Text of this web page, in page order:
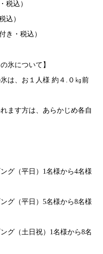
税込）
込）
き・税込）
氷について】
は、お１人様 約４.０㎏前
ます方は、あらかじめ各自
グ（平日）1名様から4名様
グ（平日）5名様から8名様
グ（土日祝）1名様から8名